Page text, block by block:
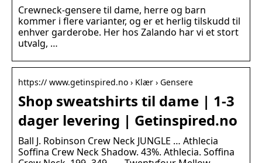
Crewneck-gensere til dame, herre og barn
kommer i flere varianter, og er et herlig tilskudd til
enhver garderobe. Her hos Zalando har vi et stort
utvalg, …
https:// www.getinspired.no › Klær › Gensere
Shop sweatshirts til dame | 1-3
dager levering | Getinspired.no
Ball J. Robinson Crew Neck JUNGLE … Athlecia
Soffina Crew Neck Shadow. 43%. Athlecia. Soffina